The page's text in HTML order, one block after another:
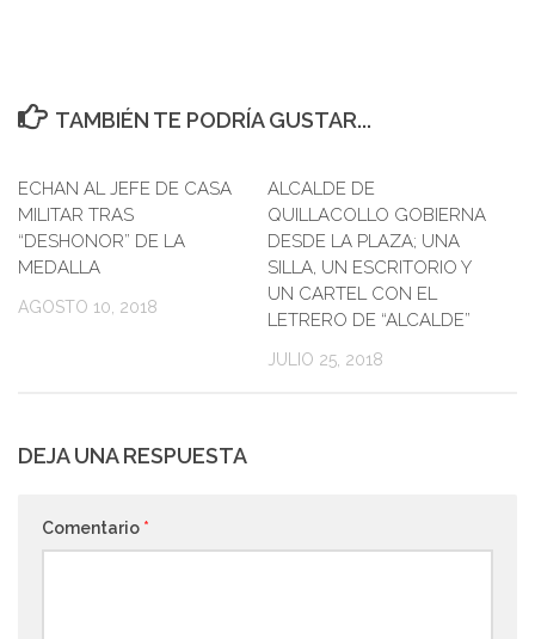
TAMBIÉN TE PODRÍA GUSTAR...
ECHAN AL JEFE DE CASA
MILITAR TRAS
“DESHONOR” DE LA
MEDALLA
AGOSTO 10, 2018
ALCALDE DE
QUILLACOLLO GOBIERNA
DESDE LA PLAZA; UNA
SILLA, UN ESCRITORIO Y
UN CARTEL CON EL
LETRERO DE “ALCALDE”
JULIO 25, 2018
DEJA UNA RESPUESTA
Comentario *